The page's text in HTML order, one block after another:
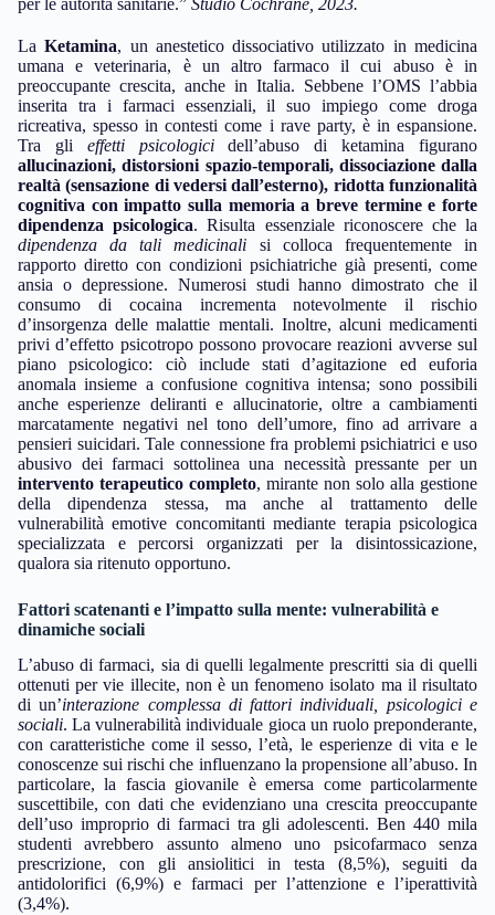
LaKetamina, un anestetico dissociativo utilizzato in medicina
umana e veterinaria, è un altro farmaco il cui abuso è in
preoccupante crescita, anche in Italia. Sebbene l’OMS l’abbia
inserita tra i farmaci essenziali, il suo impiego come droga
ricreativa, spesso in contesti come i rave party, è in espansione.
Tra gli effetti psicologicidell’abuso di ketamina figurano
allucinazioni, distorsioni spazio-temporali, dissociazione dalla
realtà (sensazione di vedersi dall’esterno), ridotta funzionalità
cognitiva con impatto sulla memoria a breve termine e forte
dipendenza psicologica. Risulta essenziale riconoscere che la
dipendenza da tali medicinali si colloca frequentemente in
rapporto diretto con condizioni psichiatriche già presenti, come
ansia o depressione. Numerosi studi hanno dimostrato che il
consumo di cocaina incrementa notevolmente il rischio
d’insorgenza delle malattie mentali. Inoltre, alcuni medicamenti
privi d’effetto psicotropo possono provocare reazioni avverse sul
piano psicologico: ciò include stati d’agitazione ed euforia
anomala insieme a confusione cognitiva intensa; sono possibili
anche esperienze deliranti e allucinatorie, oltre a cambiamenti
marcatamente negativi nel tono dell’umore, fino ad arrivare a
pensieri suicidari. Tale connessione fra problemi psichiatrici e uso
abusivo dei farmaci sottolinea una necessità pressante per un
intervento terapeutico completo, mirante non solo alla gestione
della dipendenza stessa, ma anche al trattamento delle
vulnerabilità emotive concomitanti mediante terapia psicologica
specializzata e percorsi organizzati per la disintossicazione,
qualora sia ritenuto opportuno.
Fattori scatenanti e l’impatto sulla mente: vulnerabilità e
dinamiche sociali
L’abuso di farmaci, sia di quelli legalmente prescritti sia di quelli
ottenuti per vie illecite, non è un fenomeno isolato ma il risultato
di un’interazione complessa di fattori individuali, psicologici e
sociali. La vulnerabilità individuale gioca un ruolo preponderante,
con caratteristiche come il sesso, l’età, le esperienze di vita e le
conoscenze sui rischi che influenzano la propensione all’abuso. In
particolare, la fascia giovanile è emersa come particolarmente
suscettibile, con dati che evidenziano una crescita preoccupante
dell’uso improprio di farmaci tra gli adolescenti. Ben 440 mila
studenti avrebbero assunto almeno uno psicofarmaco senza
prescrizione, con gli ansiolitici in testa (8,5%), seguiti da
antidolorifici (6,9%) e farmaci per l’attenzione e l’iperattività
(3,4%).